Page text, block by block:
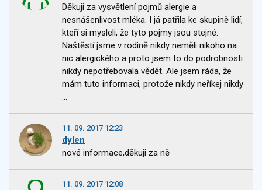
Děkuji za vysvětlení pojmů alergie a
nesnášenlivost mléka. I já patřila ke skupině lidí,
kteří si mysleli, že tyto pojmy jsou stejné.
Naštěstí jsme v rodině nikdy neměli nikoho na
nic alergického a proto jsem to do podrobnosti
nikdy nepotřebovala vědět. Ale jsem ráda, že
mám tuto informaci, protože nikdy neříkej nikdy
...
11. 09. 2017 12:23
dylen
nové informace,děkuji za ně
11. 09. 2017 12:08